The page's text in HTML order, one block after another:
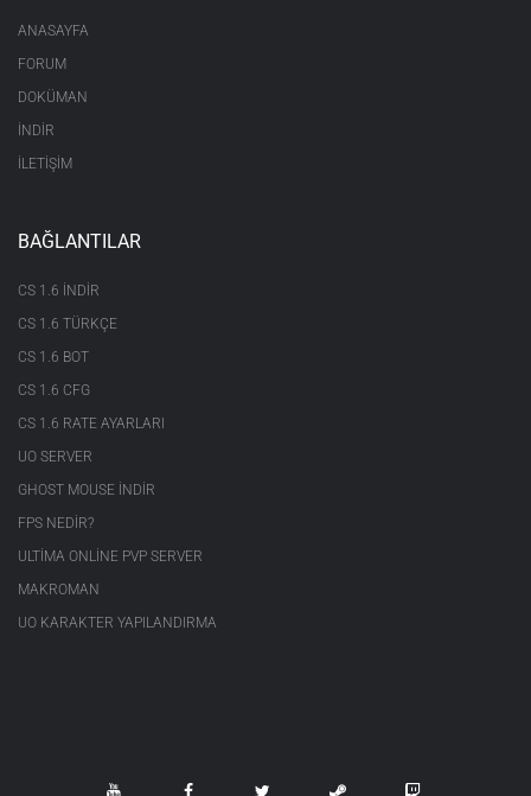
ANASAYFA
FORUM
DOKÜMAN
İNDİR
İLETİŞİM
BAĞLANTILAR
CS 1.6 INDIR
CS 1.6 TÜRKÇE
CS 1.6 BOT
CS 1.6 CFG
CS 1.6 RATE AYARLARI
UO SERVER
GHOST MOUSE INDIR
FPS NEDIR?
ULTIMA ONLINE PVP SERVER
MAKROMAN
UO KARAKTER YAPILANDIRMA